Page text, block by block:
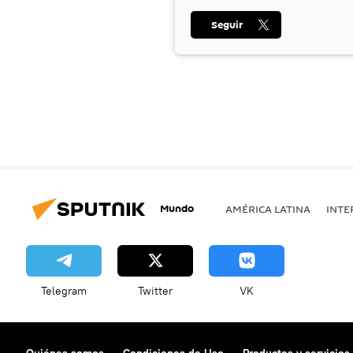
Seguir
Mundo AMÉRICA LATINA
Telegram Twitter VK